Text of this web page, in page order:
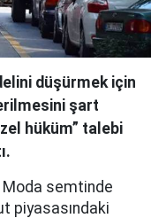
düşürmek için
şart
hüküm” talebi
Moda semtinde
piyasasındaki